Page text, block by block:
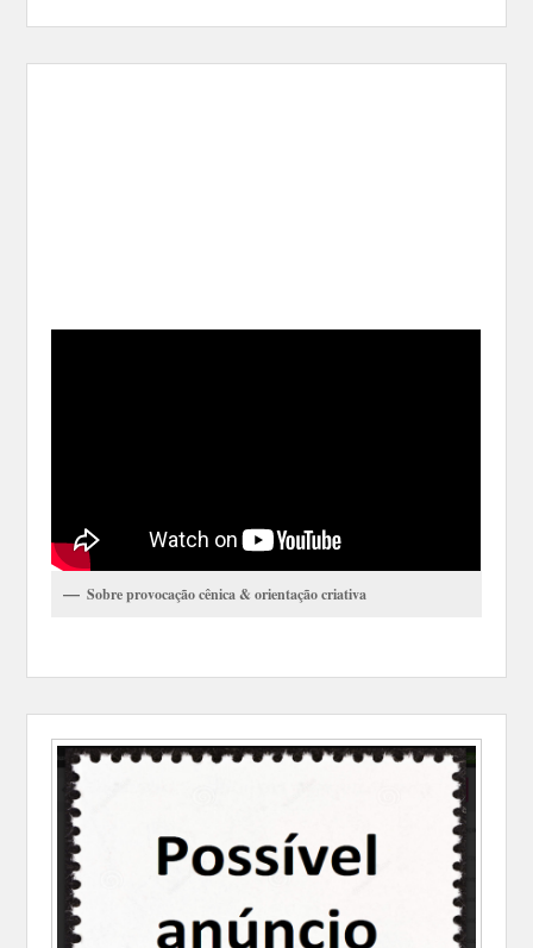
Sobre provocação cênica & orientação criativa